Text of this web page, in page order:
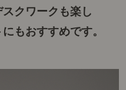
クワークも楽し
もおすすめです。